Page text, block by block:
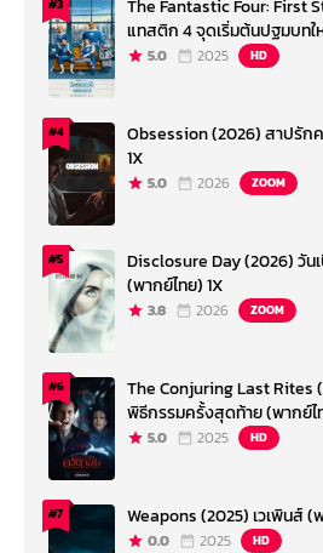
#3
The Fantastic Four: First
แทสติก 4 จุดเริ่มต้นปฐมบทใ
5.0 2025 HD
#4
Obsession (2026) สาปรัก
1X
5.0 2026 ZOOM
#5
Disclosure Day (2026) วัน
(พากย์ไทย) 1X
3.8 2026 ZOOM
#6
The Conjuring Last Rites
พิธีกรรมครั้งสุดท้าย (พากย์ไ
5.0 2025 HD
#7 Weapons (2025) เวเพินส์ (
0.0 2025 HD